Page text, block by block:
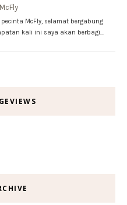
McFly, selamat bergabung
kali ini saya akan berbagi…